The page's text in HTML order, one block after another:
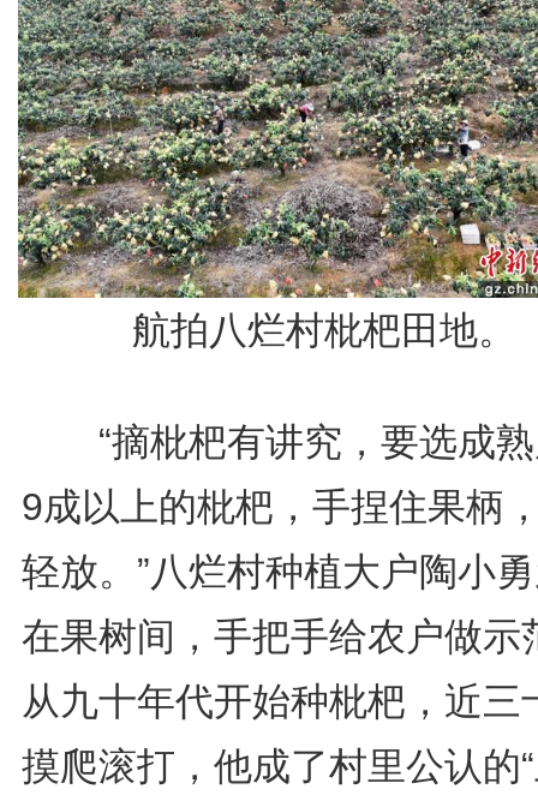
航拍八烂村枇杷田地。
“摘枇杷有讲究，要选成熟
9成以上的枇杷，手捏住果柄
轻放。”八烂村种植大户陶小
在果树间，手把手给农户做示
从九十年代开始种枇杷，近三
摸爬滚打，他成了村里公认的